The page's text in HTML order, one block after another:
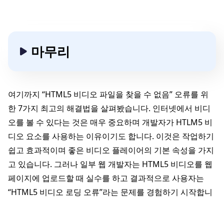
마무리
여기까지 “HTML5 비디오 파일을 찾을 수 없음” 오류를 위
한 7가지 최고의 해결법을 살펴봤습니다. 인터넷에서 비디
오를 볼 수 있다는 것은 매우 중요하며 개발자가 HTLM5 비
디오 요소를 사용하는 이유이기도 합니다. 이것은 작업하기
쉽고 효과적이며 좋은 비디오 플레이어의 기본 속성을 가지
고 있습니다. 그러나 일부 웹 개발자는 HTML5 비디오를 웹
페이지에 업로드할 때 실수를 하고 결과적으로 사용자는
“HTML5 비디오 로딩 오류”라는 문제를 경험하기 시작합니